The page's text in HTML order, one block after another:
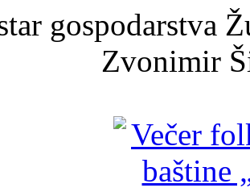
gospodarstva
Zvonimir